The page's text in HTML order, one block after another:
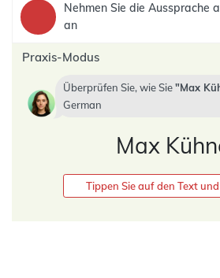
Nehmen Sie die Aussprache
an
Praxis-Modus
Überprüfen Sie, wie Sie Max
German
Max
Tippen Sie auf den Text und